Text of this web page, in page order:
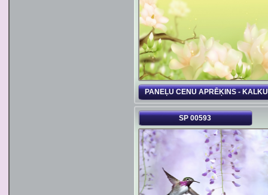
PANEĻU CENU APRĒĶINS -
SP 00593